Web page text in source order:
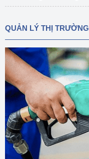
QUẢN LÝ THỊ TRƯỜNG